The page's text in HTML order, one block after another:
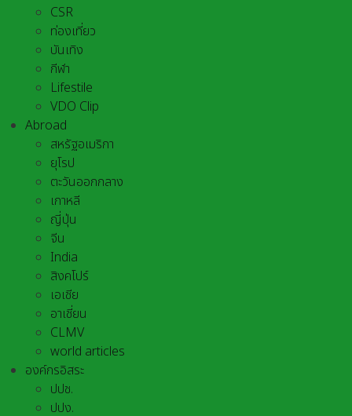
CSR
ท่องเที่ยว
บันเทิง
กีฬา
Lifestile
VDO Clip
Abroad
สหรัฐอเมริกา
ยุโรป
ตะวันออกกลาง
เกาหลี
ญี่ปุ่น
จีน
India
สิงคโปร์
เอเชีย
อาเชี่ยน
CLMV
world articles
องค์กรอิสระ
ปปช.
ปปง.